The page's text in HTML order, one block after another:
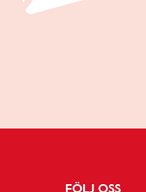
FÖLJ OSS